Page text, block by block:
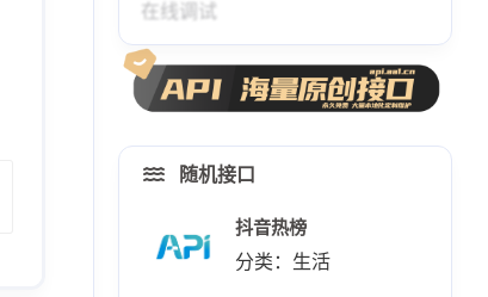
在线调试
随机接口
抖音热榜
分类：生活